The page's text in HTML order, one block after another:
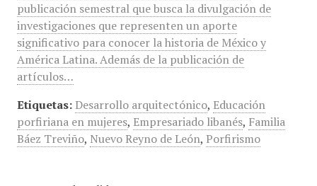
publicación semestral que busca la divulgación de
investigaciones que representen un aporte
significativo para conocer la historia de México y
América Latina. Además de la publicación de
artículos…
Etiquetas: Desarrollo arquitectónico, Educación
porfiriana en mujeres, Empresariado libanés, Familia
Báez Treviño, Nuevo Reyno de León, Porfirismo